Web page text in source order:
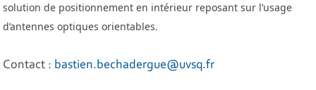
solution de positionnement en intérieur reposant sur l’usage
d’antennes optiques orientables.
Contact : bastien.bechadergue@uvsq.fr